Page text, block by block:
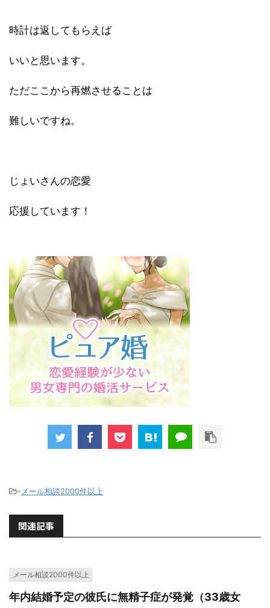
時計は返してもらえば
いいと思います。
ただここから再燃させることは
難しいですね。
じょいさんの恋愛
応援しています！
- メール相談2000件以上
関連記事
メール相談2000件以上
年内結婚予定の彼氏に無精子症が発覚（33歳女